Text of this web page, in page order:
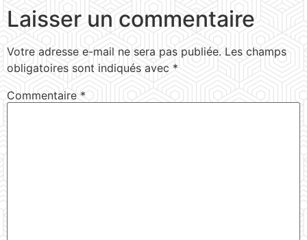
Laisser un commentaire
Votre adresse e-mail ne sera pas publiée. Les champs
obligatoires sont indiqués avec *
Commentaire *